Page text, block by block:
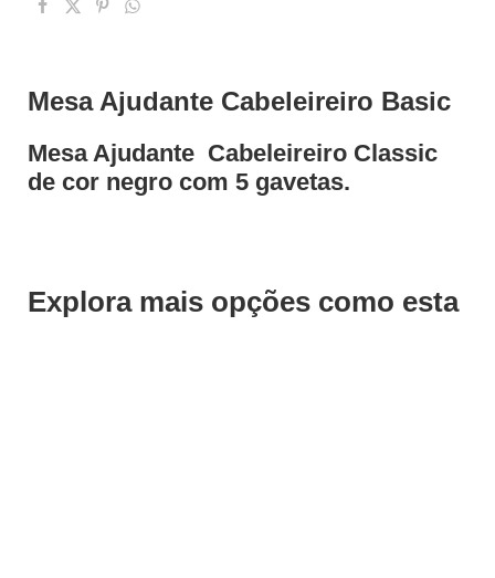
Mesa Ajudante Cabeleireiro Basic
Mesa Ajudante Cabeleireiro Classic
de cor negro com 5 gavetas.
Explora mais opções como esta